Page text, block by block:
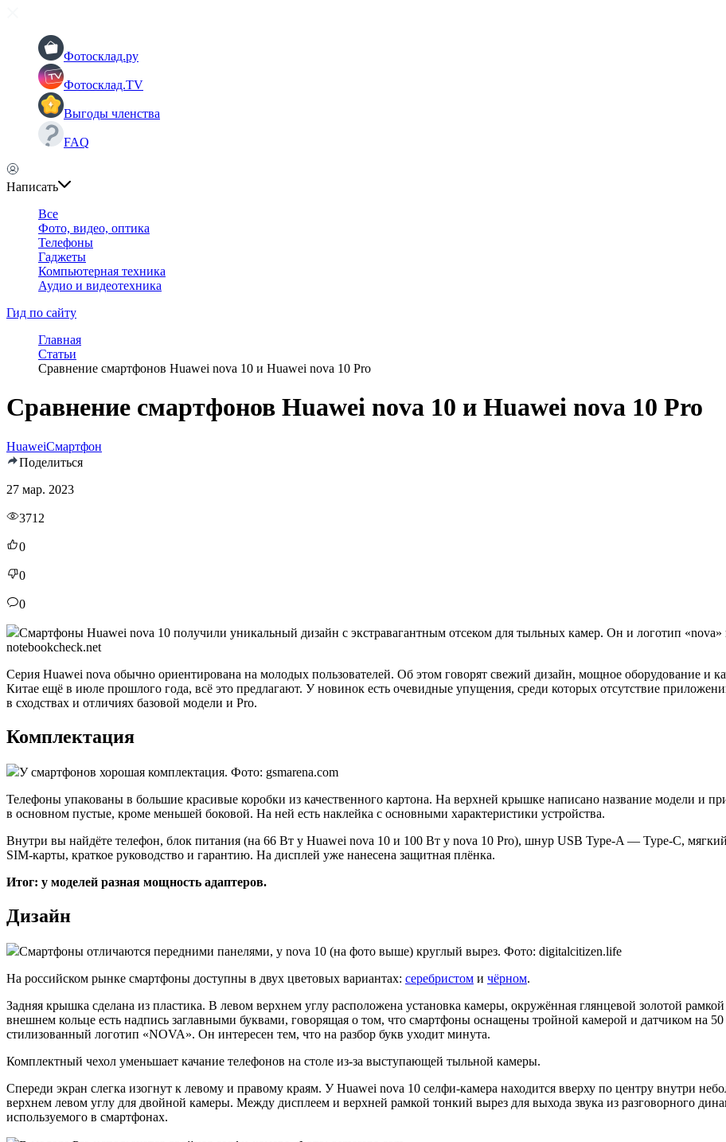
Фотосклад.ру
Фотосклад.TV
Выгоды членства
FAQ
Написать
Все
Фото, видео, оптика
Телефоны
Гаджеты
Компьютерная техника
Аудио и видеотехника
Гид по сайту
Главная
Статьи
Сравнение смартфонов Huawei nova 10 и Huawei nova 10 Pro
Сравнение смартфонов Huawei nova 10 и Huawei nova 10 Pro
HuaweiСмартфон
Поделиться
27 мар. 2023
3712
0
0
0
Смартфоны Huawei nova 10 получили уникальный дизайн с экстравагантным отсеком для тыльных камер. Он и логотип
notebookcheck.net
Серия Huawei nova обычно ориентирована на молодых пользователей. Об этом говорят свежий дизайн, мощное оборудование и
Китае ещё в июле прошлого года, всё это предлагают. У новинок есть очевидные упущения, среди которых отсутствие
в сходствах и отличиях базовой модели и Pro.
Комплектация
У смартфонов хорошая комплектация. Фото: gsmarena.com
Телефоны упакованы в большие красивые коробки из качественного картона. На верхней крышке написано название модели и
в основном пустые, кроме меньшей боковой. На ней есть наклейка с основными характеристики устройства.
Внутри вы найдёте телефон, блок питания (на 66 Вт у Huawei nova 10 и 100 Вт у nova 10 Pro), шнур USB Type-A — Type-C,
SIM-карты, краткое руководство и гарантию. На дисплей уже нанесена защитная плёнка.
Итог: у моделей разная мощность адаптеров.
Дизайн
Смартфоны отличаются передними панелями, у nova 10 (на фото выше) круглый вырез. Фото: digitalcitizen.life
На российском рынке смартфоны доступны в двух цветовых вариантах: серебристом и чёрном.
Задняя крышка сделана из пластика. В левом верхнем углу расположена установка камеры, окружённая глянцевой золотой
внешнем кольце есть надпись заглавными буквами, говорящая о том, что смартфоны оснащены тройной камерой и датчиком на
стилизованный логотип «NOVA». Он интересен тем, что на разбор букв уходит минута.
Комплектный чехол уменьшает качание телефонов на столе из-за выступающей тыльной камеры.
Спереди экран слегка изогнут к левому и правому краям. У Huawei nova 10 селфи-камера находится вверху по центру внутри
верхнем левом углу для двойной камеры. Между дисплеем и верхней рамкой тонкий вырез для выхода звука из разговорного
используемого в смартфонах.